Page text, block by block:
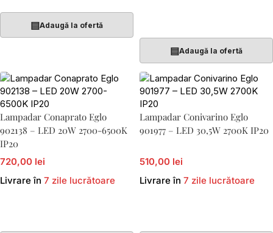
▤Adaugă la ofertă
▤Adaugă la ofertă
Lampadar Conaprato Eglo
902138 – LED 20W 2700-6500K
IP20
720,00 lei
Livrare în 7 zile lucrătoare
Lampadar Conivarino Eglo
901977 – LED 30,5W 2700K IP20
510,00 lei
Livrare în 7 zile lucrătoare